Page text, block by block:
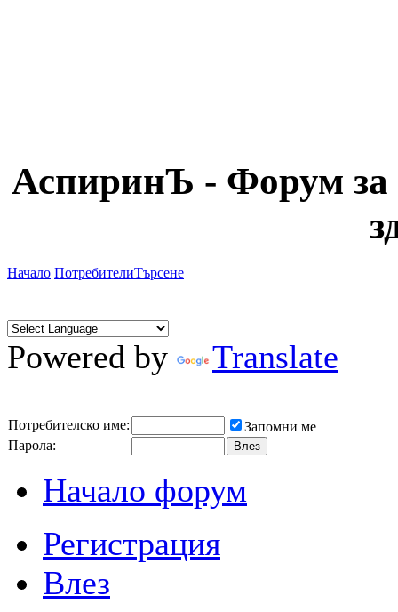
АспиринЪ - Форум за
Начало ПотребителиТърсене
Powered by Translate
Потребителско име:
Запомни ме
Парола:
Начало форум
Регистрация
Влез